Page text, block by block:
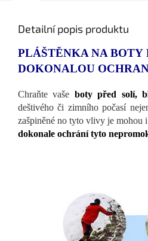
Detailní popis produktu
PLÁŠTĚNKA NA BOTY
DOKONALOU
Chraňte vaše boty před solí,
deštivého či zimního počasí
zašpiněné no tyto vlivy je mohou
dokonale ochrání tyto